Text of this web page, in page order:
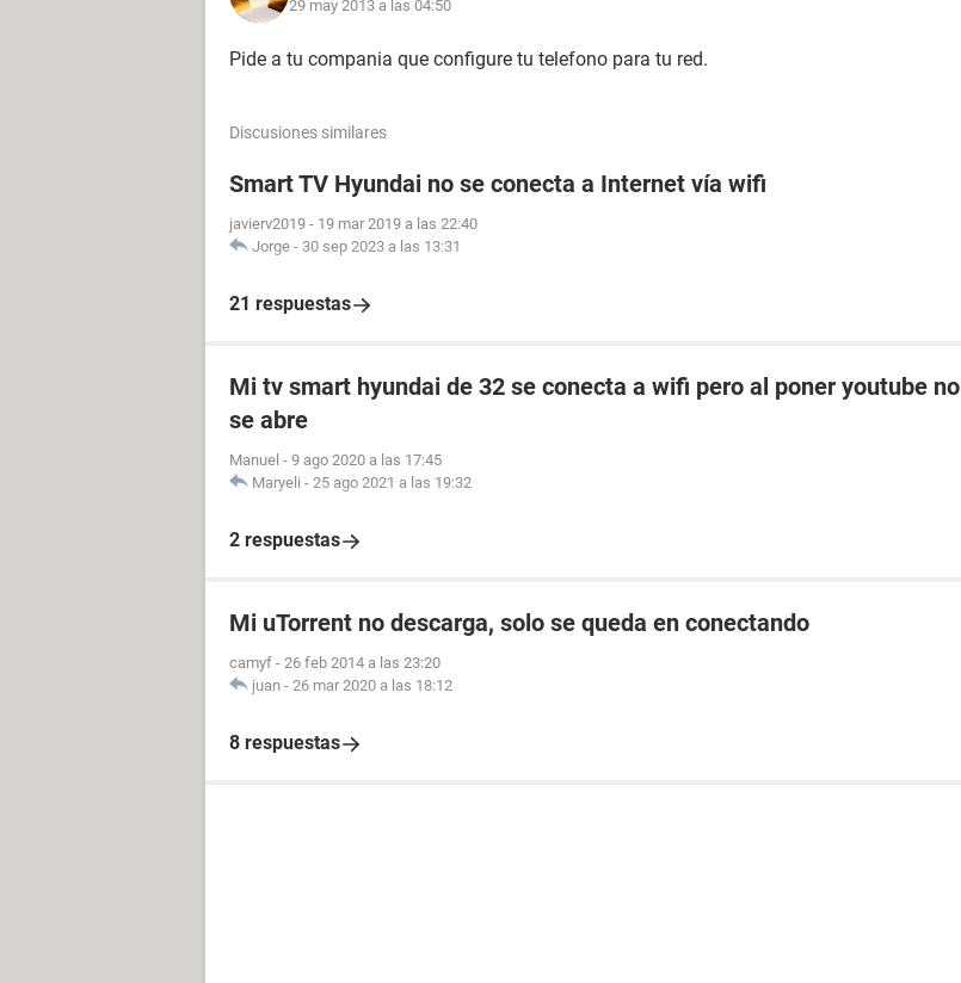
29 may 2013 a las 04:50
Pide a tu compania que configure tu telefono para tu red.
Discusiones similares
Smart TV Hyundai no se conecta a Internet vía wifi
javierv2019 - 19 mar 2019 a las 22:40
Jorge - 30 sep 2023 a las 13:31
21 respuestas
Mi tv smart hyundai de 32 se conecta a wifi pero al poner youtube no
se abre
Manuel - 9 ago 2020 a las 17:45
Maryeli - 25 ago 2021 a las 19:32
2 respuestas
Mi uTorrent no descarga, solo se queda en conectando
camyf - 26 feb 2014 a las 23:20
juan - 26 mar 2020 a las 18:12
8 respuestas